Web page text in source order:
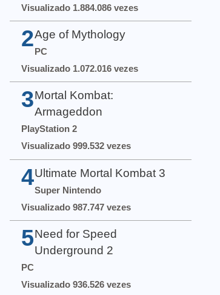
Visualizado 1.884.086 vezes
2Age of Mythology
PC
Visualizado 1.072.016 vezes
3 Mortal Kombat:
Armageddon
PlayStation 2
Visualizado 999.532 vezes
4 Ultimate Mortal Kombat 3
Super Nintendo
Visualizado 987.747 vezes
5 Need for Speed
Underground 2
PC
Visualizado 936.526 vezes